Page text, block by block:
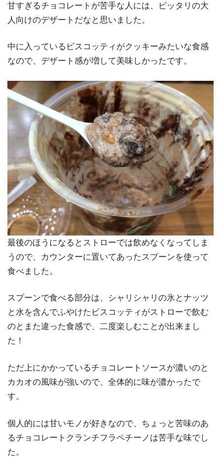
甘すぎるチョコレートが苦手な人には、ピッタリの大
人向けのデザートだなと思いました。
中に入っているビスコッティがクッキーみたいな食感
なので、デザート感が増して美味しかったです。
最後のほうになるとストローでは飲めなくなってしま
うので、カウンターに置いてあったスプーンを使って
食べました。
スプーンで食べる部分は、シャリシャリの氷とナッツ
と水を含んでふやけたビスコッティがストローで飲む
のとまた違った食感で、二度楽しむことが出来まし
た！
ただ上にかかっているチョコレートソースが濃いのと
カカオの風味が強いので、全体的に味が濃かったで
す。
個人的には甘いモノが好きなので、ちょっと苦味のあ
るチョコレートクランチフラペチーノは苦手な味でし
た。